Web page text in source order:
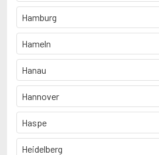
Hamburg
Hameln
Hanau
Hannover
Haspe
Heidelberg